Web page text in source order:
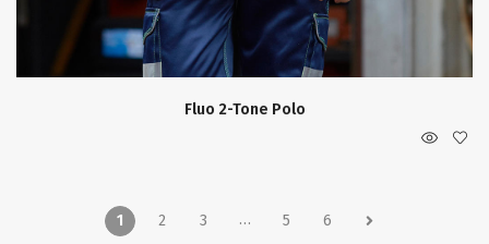
Fluo 2-Tone Polo
1 2 3 … 5 6